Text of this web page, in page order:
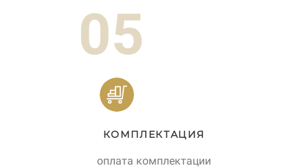
05
КОМПЛЕКТАЦИЯ
оплата комплектации